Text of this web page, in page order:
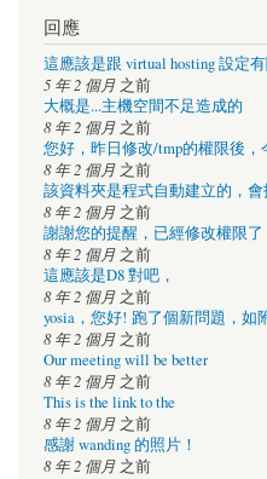
回應
這應該是跟 virtual hosting 設定
5 年 2 個月 之前
大概是...主機空間不足造成的
8 年 2 個月 之前
您好，昨日修改/tmp的權限後
8 年 2 個月 之前
該資料夾是程式自動建立的，
8 年 2 個月 之前
謝謝您的提醒，已經修改權限
8 年 2 個月 之前
這應該是D8 對吧，
8 年 2 個月 之前
yosia，您好! 跑了個新問題，如
8 年 2 個月 之前
Our meeting will be better
8 年 2 個月 之前
This is the link to the
8 年 2 個月 之前
感謝 wanding 的照片！
8 年 2 個月 之前